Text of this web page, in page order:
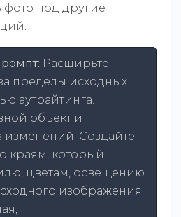
фото под другие
Расширьте
пределы исходных
аутрайтинга.
объект и
Создайте
краям, который
цветам, освещению
изображения.